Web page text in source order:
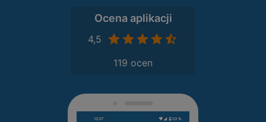
Ocena aplikacji
4,5
119 ocen